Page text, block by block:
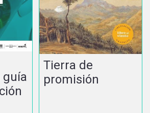
guía
Tierra de
promisión